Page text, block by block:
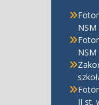
NSM
NSM
II st.